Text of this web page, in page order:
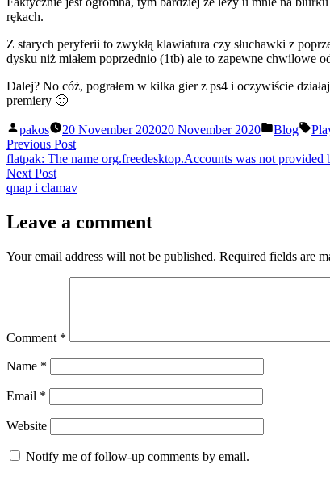
rękach.
Z starych peryferii to zwykłą klawiatura czy słuchawki z
dysku niż miałem poprzednio (1tb) ale to zapewne chwilowe
Dalej? No cóż, pograłem w kilka gier z ps4 i oczywiście
premiery 🙂
Posted
by
pakos 20 November 202020 November 2020
Posted
Blog
Post
navigation
Previous PostPrevious
post:
flatpak: The name org.freedesktop.Accounts was not provided
Next PostNext
post:
qnap i clamav
Leave a comment
Your email address will not be published. Required fields are
Comment *
Name *
Email *
Website
Notify me of follow-up comments by email.